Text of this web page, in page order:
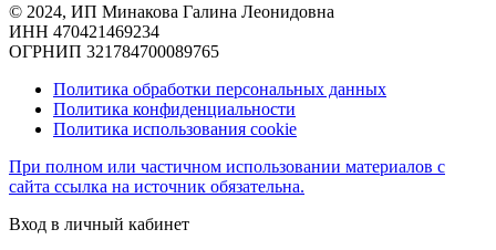
© 2024, ИП Минакова Галина Леонидовна
ИНН 470421469234
ОГРНИП 321784700089765
Политика обработки персональных данных
Политика конфиденциальности
Политика использования cookie
При полном или частичном использовании материалов с
сайта ссылка на источник обязательна.
Вход в личный кабинет